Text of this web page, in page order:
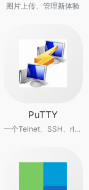
图片上传、管理新体验
PuTTY
一个Telnet、SSH、rlogin、纯TCP以及串行接口连接软件